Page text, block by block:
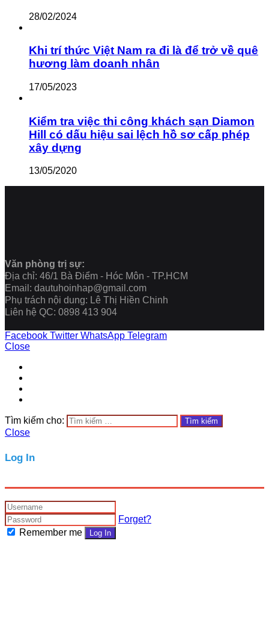
28/02/2024
Khi trí thức Việt Nam ra đi là để trở về quê
hương làm doanh nhân
17/05/2023
Kiểm tra việc thi công khách sạn Diamon
Hill có dấu hiệu sai lệch hồ sơ cấp phép
xây dựng
13/05/2020
Văn phòng trị sự:
Địa chỉ: 46/1 Bà Điểm - Hóc Môn - TP.HCM
Email: dautuhoinhap@gmail.com
Phụ trách nội dung: Lê Thị Hiền Chinh
Liên hệ QC: 0898 413 904
Facebook Twitter WhatsApp Telegram
Close
Tìm kiếm cho:
Close
Log In
Forget?
Remember me
Log In